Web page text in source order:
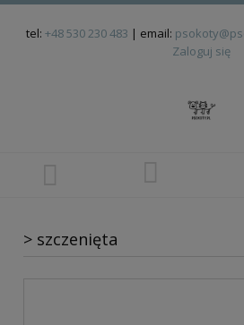
tel: +48 530 230 483 | email:
Zaloguj się
> szczenięta